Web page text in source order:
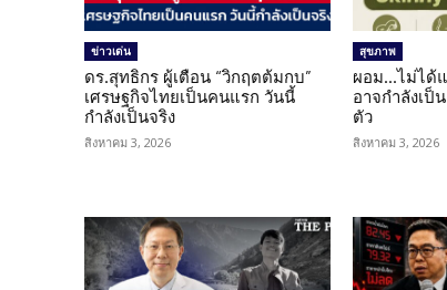
ข่าวเด่น
ดร.สุทธิกร ผู้เตือน “วิกฤตต้มกบ”
เศรษฐกิจไทยเป็นคนแรก วันนี้
กำลังเป็นจริง
สิงหาคม 3, 2026
สุขภาพ
ผอม…ไม่ได้
อาจกำลังเป็
ตัว
สิงหาคม 3, 2026